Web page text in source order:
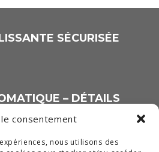
consentement
nous utilisons des
SÉCURISÉE
– DÉTAILS